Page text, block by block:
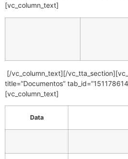
[vc_column_text]
[/vc_column_text][/
title=”Documentos”
[vc_column_text]
Data